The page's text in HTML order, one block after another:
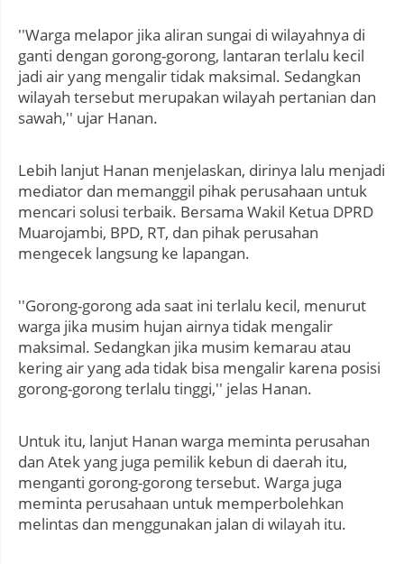
''Warga melapor jika aliran sungai di wilayahnya di
ganti dengan gorong-gorong, lantaran terlalu kecil
jadi air yang mengalir tidak maksimal. Sedangkan
wilayah tersebut merupakan wilayah pertanian dan
sawah,'' ujar Hanan.
Lebih lanjut Hanan menjelaskan, dirinya lalu menjadi
mediator dan memanggil pihak perusahaan untuk
mencari solusi terbaik. Bersama Wakil Ketua DPRD
Muarojambi, BPD, RT, dan pihak perusahan
mengecek langsung ke lapangan.
''Gorong-gorong ada saat ini terlalu kecil, menurut
warga jika musim hujan airnya tidak mengalir
maksimal. Sedangkan jika musim kemarau atau
kering air yang ada tidak bisa mengalir karena posisi
gorong-gorong terlalu tinggi,'' jelas Hanan.
Untuk itu, lanjut Hanan warga meminta perusahan
dan Atek yang juga pemilik kebun di daerah itu,
menganti gorong-gorong tersebut. Warga juga
meminta perusahaan untuk memperbolehkan
melintas dan menggunakan jalan di wilayah itu.